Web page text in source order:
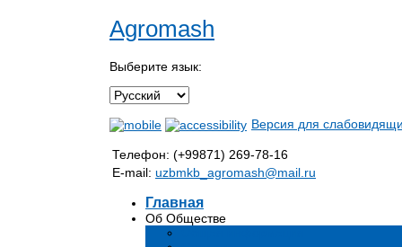
Agromash
Выберите язык:
Версия для
Телефон: (+99871) 269-78-16
E-mail: uzbmkb_agromash@mail.ru
Главная
Об Обществе